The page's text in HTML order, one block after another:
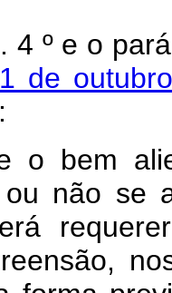
4 º e o
de
o bem
ou não se